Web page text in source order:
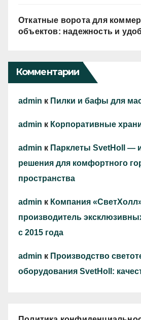
Откатные ворота для
объектов: надежность и
Комментарии
admin к Пилки и бафы для
admin к Корпоративные
admin к Парклеты SvetHoll —
решения для комфортного
пространства
admin к Компания
производитель
с 2015 года
admin к Производство
оборудования SvetHoll: